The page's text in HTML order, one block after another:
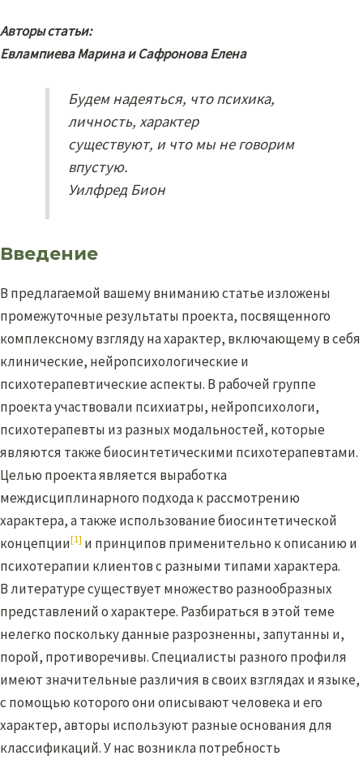
Авторы статьи:
Евлампиева Марина и Сафронова Елена
Будем надеяться, что психика,
личность, характер
существуют, и что мы не говорим
впустую.
Уилфред Бион
Введение
В предлагаемой вашему вниманию статье изложены
промежуточные результаты проекта, посвященного
комплексному взгляду на характер, включающему в себя
клинические, нейропсихологические и
психотерапевтические аспекты. В рабочей группе
проекта участвовали психиатры, нейропсихологи,
психотерапевты из разных модальностей, которые
являются также биосинтетическими психотерапевтами.
Целью проекта является выработка
междисциплинарного подхода к рассмотрению
характера, а также использование биосинтетической
концепции[1] и принципов применительно к описанию и
психотерапии клиентов с разными типами характера.
В литературе существует множество разнообразных
представлений о характере. Разбираться в этой теме
нелегко поскольку данные разрозненны, запутанны и,
порой, противоречивы. Специалисты разного профиля
имеют значительные различия в своих взглядах и языке,
с помощью которого они описывают человека и его
характер, авторы используют разные основания для
классификаций. У нас возникла потребность